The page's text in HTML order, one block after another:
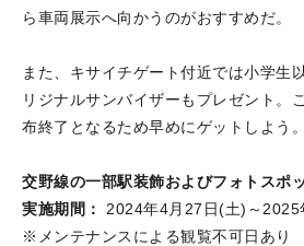
ら車両展示へ向かうのがおすすめだ。
また、キサイチゲート付近では小学生
リジナルサンバイザーもプレゼント。
布終了となるため早めにゲットしよう。
交野線の一部駅装飾およびフォトスポ
実施期間：
2024年4月27日(土)～
※メンテナンスによる観覧不可日あり